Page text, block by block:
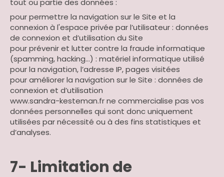
tout ou partie des données :
pour permettre la navigation sur le Site et la
connexion à l'espace privée par l’utilisateur : données
de connexion et d’utilisation du Site
pour prévenir et lutter contre la fraude informatique
(spamming, hacking…) : matériel informatique utilisé
pour la navigation, l’adresse IP, pages visitées
pour améliorer la navigation sur le Site : données de
connexion et d’utilisation
www.sandra-kesteman.fr ne commercialise pas vos
données personnelles qui sont donc uniquement
utilisées par nécessité ou à des fins statistiques et
d’analyses.
7- Limitation de